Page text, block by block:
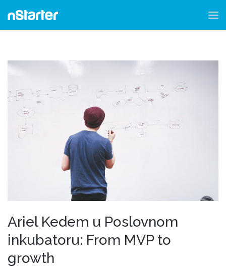
Ariel Kedem u Poslovnom
inkubatoru: From MVP to
growth